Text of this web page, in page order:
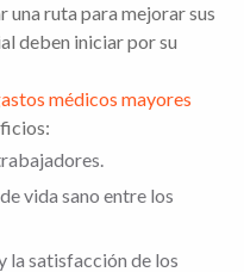
una ruta para mejorar sus
deben iniciar por su
médicos mayores
vida sano entre los
la satisfacción de los